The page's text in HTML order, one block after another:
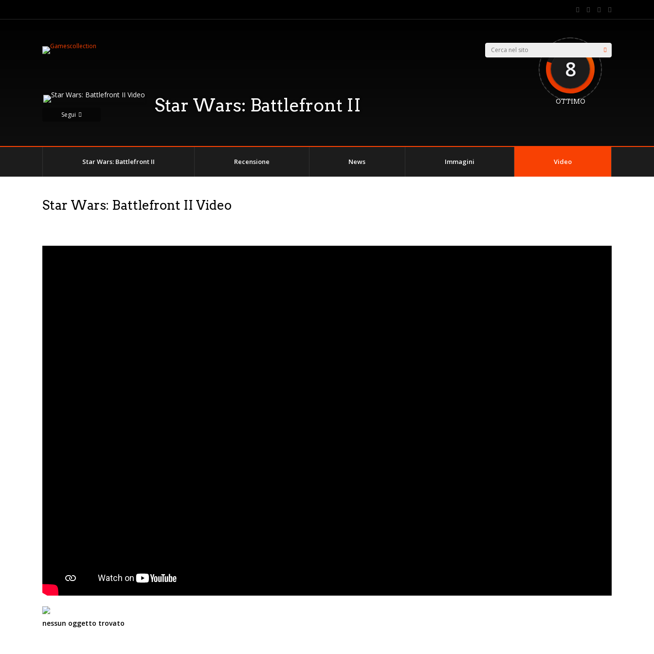
Segui Star Wars: Battlefront II
8
OTTIMO
Star Wars: Battlefront II Recensione News Immagini Video
Star Wars: Battlefront II Video
nessun oggetto trovato